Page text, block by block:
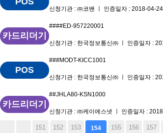
신청기관 : ㈜코밴 ㅣ 인증일자 : 2018-04-
카드리더기
####ED-957220001
신청기관 : 한국정보통신㈜ ㅣ 인증일자 :
POS
###MODT-KICC1001
신청기관 : 한국정보통신㈜ ㅣ 인증일자 :
카드리더기
##JHLA80-KSN1000
신청기관 : ㈜케이에스넷 ㅣ 인증일자 :
151 152 153 154 155 156 157